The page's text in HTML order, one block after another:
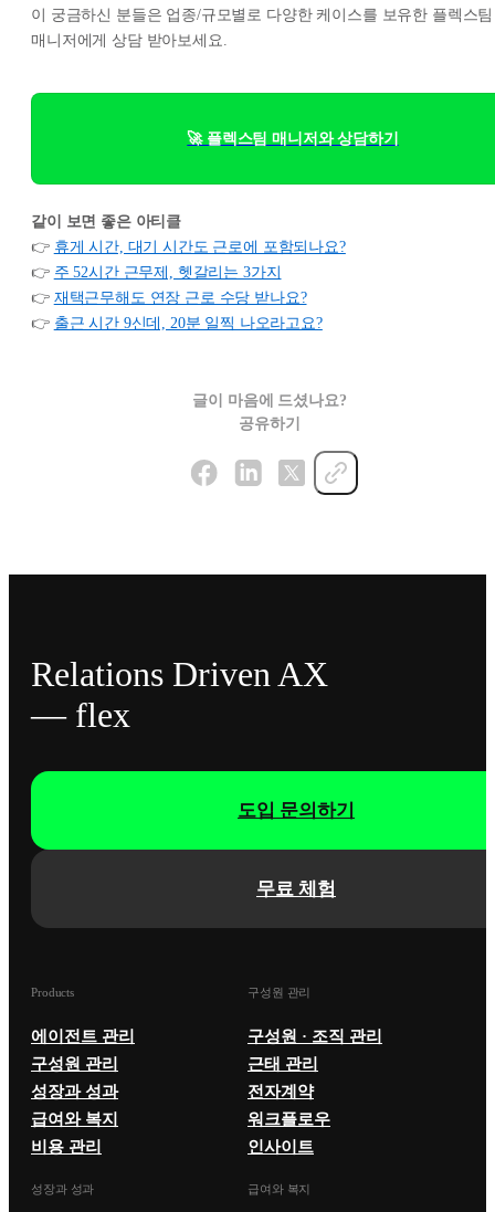
이 궁금하신 분들은 업종/규모별로 다양한 케이스를 보유한 플렉스팀
매니저에게 상담 받아보세요.
🚀 플렉스팀 매니저와 상담하기
같이 보면 좋은 아티클
👉 휴게 시간, 대기 시간도 근로에 포함되나요?
👉 주 52시간 근무제, 헷갈리는 3가지
👉 재택근무해도 연장 근로 수당 받나요?
👉 출근 시간 9신데, 20분 일찍 나오라고요?
글이 마음에 드셨나요?
공유하기
Relations Driven AX
— flex
무료 체험
도입 문의하기
Products
에이전트 관리
구성원 관리
성장과 성과
급여와 복지
비용 관리
구성원 관리
구성원 · 조직 관리
근태 관리
전자계약
워크플로우
인사이트
성장과 성과 급여와 복지